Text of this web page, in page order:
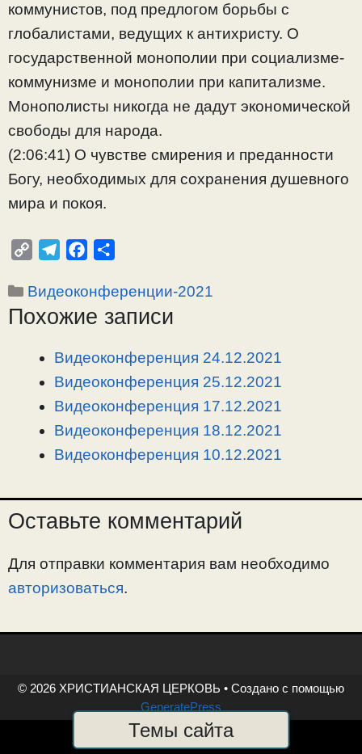
коммунистов, под предлогом борьбы с
глобалистами, ведущих к антихристу. О
государственной монополии при социализме-
коммунизме и монополии при капитализме.
Монополисты никогда не дадут экономической
свободы для народа.
(2:06:41) О чувстве смирения и преданности
Богу, необходимых для сохранения душевного
мира и покоя.
p
y
l
e
r
a
c
e
o
п
р
в
Рубрики
Видеоконференции-2021
Похожие записи
Видеоконференция 24.12.2021
Видеоконференция 25.12.2021
Видеоконференция 17.12.2021
Видеоконференция 18.12.2021
Видеоконференция 10.12.2021
Оставьте комментарий
Для отправки комментария вам необходимо
авторизоваться.
© 2026 ХРИСТИАНСКАЯ ЦЕРКОВЬ • Создано с помощью
GeneratePress
Темы сайта